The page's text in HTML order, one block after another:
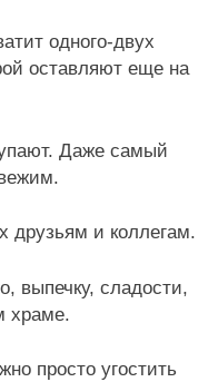
одного-двух
оставляют еще на
Даже самый
друзьям и коллегам.
выпечку, сладости,
храме.
просто угостить